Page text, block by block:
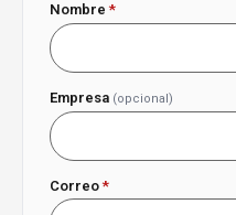
Nombre*
Empresa (opcional)
Correo*